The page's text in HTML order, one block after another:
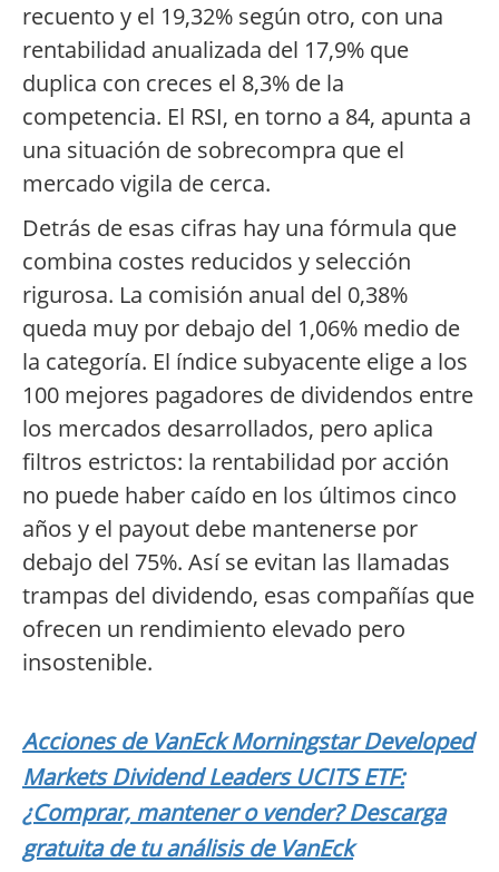
recuento y el 19,32% según otro, con una
rentabilidad anualizada del 17,9% que
duplica con creces el 8,3% de la
competencia. El RSI, en torno a 84, apunta a
una situación de sobrecompra que el
mercado vigila de cerca.
Detrás de esas cifras hay una fórmula que
combina costes reducidos y selección
rigurosa. La comisión anual del 0,38%
queda muy por debajo del 1,06% medio de
la categoría. El índice subyacente elige a los
100 mejores pagadores de dividendos entre
los mercados desarrollados, pero aplica
filtros estrictos: la rentabilidad por acción
no puede haber caído en los últimos cinco
años y el payout debe mantenerse por
debajo del 75%. Así se evitan las llamadas
trampas del dividendo, esas compañías que
ofrecen un rendimiento elevado pero
insostenible.
Acciones de VanEck Morningstar Developed
Markets Dividend Leaders UCITS ETF:
¿Comprar, mantener o vender? Descarga
gratuita de tu análisis de VanEck